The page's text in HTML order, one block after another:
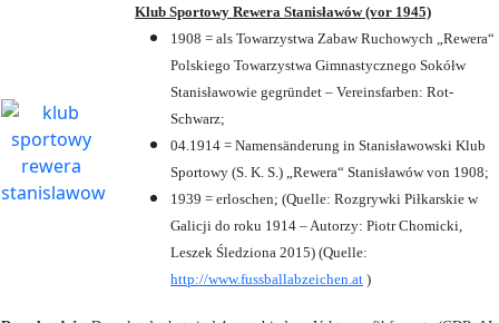
Klub Sportowy Rewera Stanisławów (vor 1945)
1908 = als Towarzystwa Zabaw Ruchowych „Rewera“
Polskiego Towarzystwa Gimnastycznego Sokółw
Stanisławowie gegründet – Vereinsfarben: Rot-
Schwarz;
04.1914 = Namensänderung in Stanisławowski Klub
Sportowy (S. K. S.) „Rewera“ Stanisławów von 1908;
1939 = erloschen; (Quelle: Rozgrywki Piłkarskie w
Galicji do roku 1914 – Autorzy: Piotr Chomicki,
Leszek Śledziona 2015) (Quelle:
http://www.fussballabzeichen.at )